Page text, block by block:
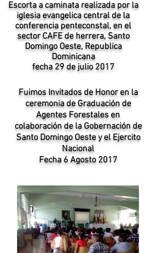
Escorta a caminata realizada por la
iglesia evangelica central de la
conferencia penteconstal, en el
sector CAFE de herrera, Santo
Domingo Oeste, Republica
Dominicana
fecha 29 de julio 2017
Fuimos Invitados de Honor en la
ceremonia de Graduación de
Agentes Forestales en
colaboración de la Gobernación de
Santo Domingo Oeste y el Ejercito
Nacional
Fecha 6 Agosto 2017